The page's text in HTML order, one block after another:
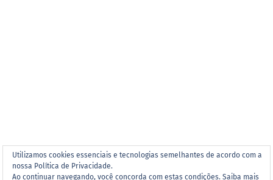
Utilizamos cookies essenciais e tecnologias semelhantes de acordo com a
nossa Política de Privacidade.
Ao continuar navegando, você concorda com estas condições.Saiba mais